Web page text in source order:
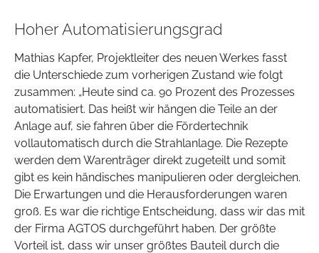
Hoher Automatisierungsgrad
Mathias Kapfer, Projektleiter des neuen Werkes fasst
die Unterschiede zum vorherigen Zustand wie folgt
zusammen: „Heute sind ca. 90 Prozent des Prozesses
automatisiert. Das heißt wir hängen die Teile an der
Anlage auf, sie fahren über die Fördertechnik
vollautomatisch durch die Strahlanlage. Die Rezepte
werden dem Warenträger direkt zugeteilt und somit
gibt es kein händisches manipulieren oder dergleichen.
Die Erwartungen und die Herausforderungen waren
groß. Es war die richtige Entscheidung, dass wir das mit
der Firma AGTOS durchgeführt haben. Der größte
Vorteil ist, dass wir unser größtes Bauteil durch die